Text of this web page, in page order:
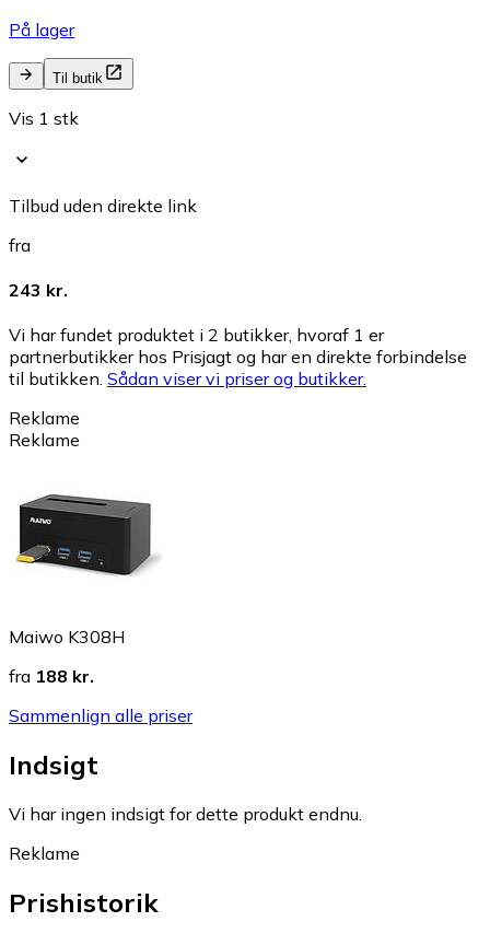
På lager
Til butik
Vis 1 stk
Tilbud uden direkte link
fra
243 kr.
Vi har fundet produktet i 2 butikker, hvoraf 1 er
partnerbutikker hos Prisjagt og har en direkte forbindelse
til butikken. Sådan viser vi priser og butikker.
Reklame
Reklame
Maiwo K308H
fra 188 kr.
Sammenlign alle priser
Indsigt
Vi har ingen indsigt for dette produkt endnu.
Reklame
Prishistorik